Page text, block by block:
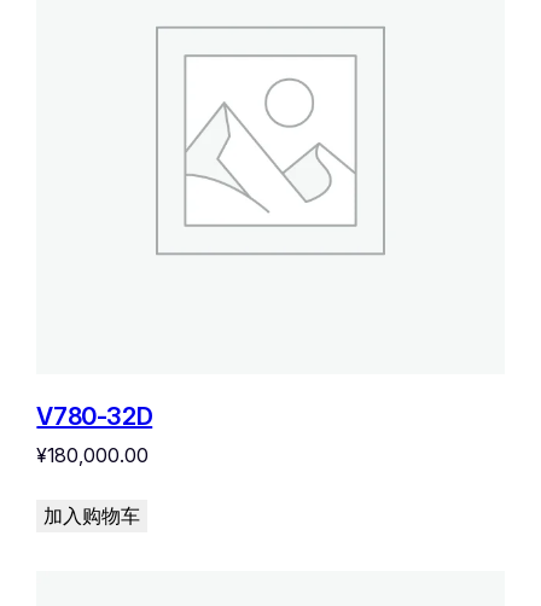
V780-32D
¥180,000.00
加入购物车